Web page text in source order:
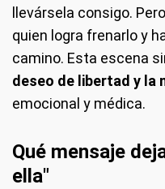
llevársela consigo.
quien logra frenarlo y
camino. Esta escena
deseo de libertad y la
emocional y médica.
Qué mensaje
ella"